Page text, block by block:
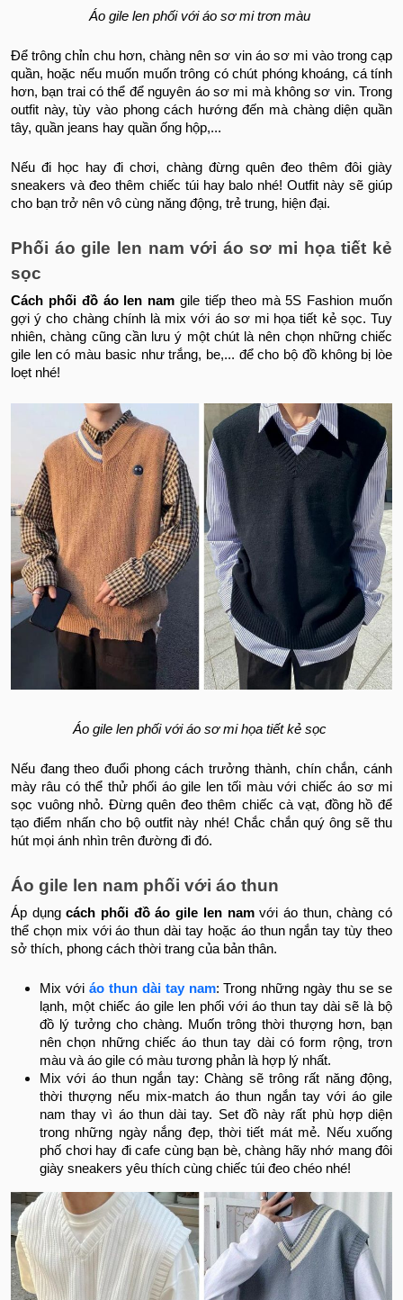
Áo gile len phối với áo sơ mi trơn màu
Để trông chỉn chu hơn, chàng nên sơ vin áo sơ mi vào trong cạp
quần, hoặc nếu muốn muốn trông có chút phóng khoáng, cá tính
hơn, bạn trai có thể để nguyên áo sơ mi mà không sơ vin. Trong
outfit này, tùy vào phong cách hướng đến mà chàng diện quần
tây, quần jeans hay quần ống hộp,...
Nếu đi học hay đi chơi, chàng đừng quên đeo thêm đôi giày
sneakers và đeo thêm chiếc túi hay balo nhé! Outfit này sẽ giúp
cho bạn trở nên vô cùng năng động, trẻ trung, hiện đại.
Phối áo gile len nam với áo sơ mi họa tiết kẻ
sọc
Cách phối đồ áo len nam gile tiếp theo mà 5S Fashion muốn
gợi ý cho chàng chính là mix với áo sơ mi họa tiết kẻ sọc. Tuy
nhiên, chàng cũng cần lưu ý một chút là nên chọn những chiếc
gile len có màu basic như trắng, be,... để cho bộ đồ không bị lòe
loẹt nhé!
Áo gile len phối với áo sơ mi họa tiết kẻ sọc
Nếu đang theo đuổi phong cách trưởng thành, chín chắn, cánh
mày râu có thể thử phối áo gile len tối màu với chiếc áo sơ mi
sọc vuông nhỏ. Đừng quên đeo thêm chiếc cà vạt, đồng hồ để
tạo điểm nhấn cho bộ outfit này nhé! Chắc chắn quý ông sẽ thu
hút mọi ánh nhìn trên đường đi đó.
Áo gile len nam phối với áo thun
Áp dụngcách phối đồ áo gile len namvới áo thun, chàng có
thể chọn mix với áo thun dài tay hoặc áo thun ngắn tay tùy theo
sở thích, phong cách thời trang của bản thân.
Mix với áo thun dài tay nam: Trong những ngày thu se se
lạnh, một chiếc áo gile len phối với áo thun tay dài sẽ là bộ
đồ lý tưởng cho chàng. Muốn trông thời thượng hơn, bạn
nên chọn những chiếc áo thun tay dài có form rộng, trơn
màu và áo gile có màu tương phản là hợp lý nhất.
Mix với áo thun ngắn tay: Chàng sẽ trông rất năng động,
thời thượng nếu mix-match áo thun ngắn tay với áo gile
nam thay vì áo thun dài tay. Set đồ này rất phù hợp diện
trong những ngày nắng đẹp, thời tiết mát mẻ. Nếu xuống
phố chơi hay đi cafe cùng bạn bè, chàng hãy nhớ mang đôi
giày sneakers yêu thích cùng chiếc túi đeo chéo nhé!